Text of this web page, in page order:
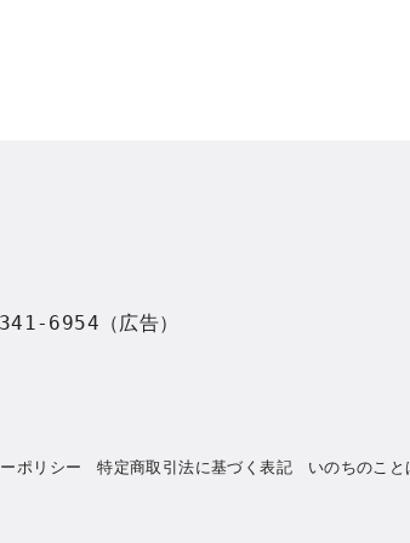
6954（広告）
ポリシー 特定商取引法に基づく表記 いのちのこと